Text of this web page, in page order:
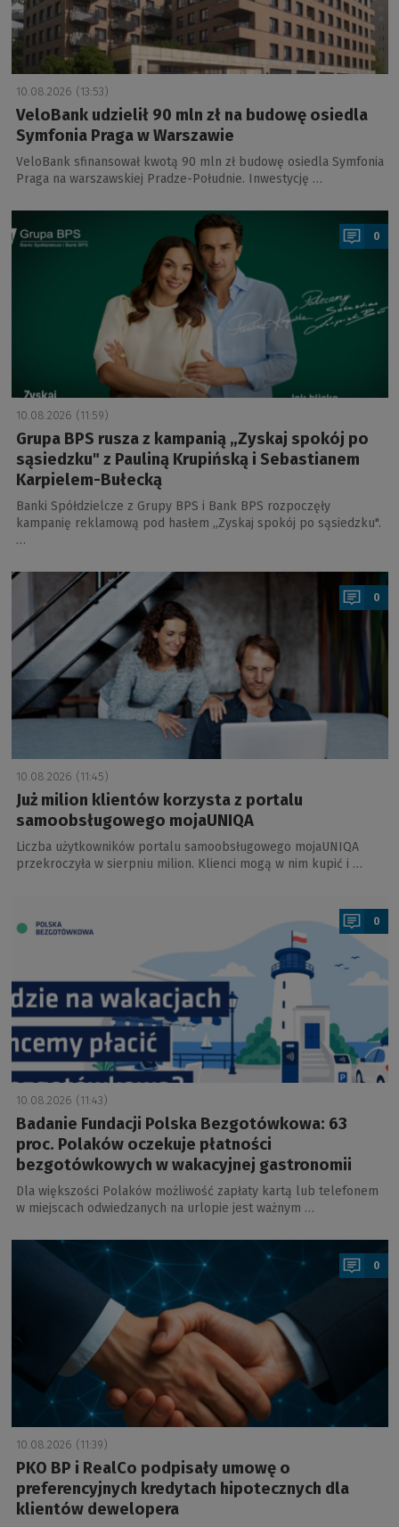
10.08.2026 (13:53)
VeloBank udzielił 90 mln zł na budowę osiedla
Symfonia Praga w Warszawie
VeloBank sfinansował kwotą 90 mln zł budowę osiedla Symfonia
Praga na warszawskiej Pradze-Południe. Inwestycję …
a
0
10.08.2026 (11:59)
Grupa BPS rusza z kampanią „Zyskaj spokój po
sąsiedzku" z Pauliną Krupińską i Sebastianem
Karpielem-Bułecką
Banki Spółdzielcze z Grupy BPS i Bank BPS rozpoczęły
kampanię reklamową pod hasłem „Zyskaj spokój po sąsiedzku".
…
a
0
10.08.2026 (11:45)
Już milion klientów korzysta z portalu
samoobsługowego mojaUNIQA
Liczba użytkowników portalu samoobsługowego mojaUNIQA
przekroczyła w sierpniu milion. Klienci mogą w nim kupić i …
0
10.08.2026 (11:43)
Badanie Fundacji Polska Bezgotówkowa: 63
proc. Polaków oczekuje płatności
bezgotówkowych w wakacyjnej gastronomii
Dla większości Polaków możliwość zapłaty kartą lub telefonem
w miejscach odwiedzanych na urlopie jest ważnym …
a
0
10.08.2026 (11:39)
PKO BP i RealCo podpisały umowę o
preferencyjnych kredytach hipotecznych dla
klientów dewelopera